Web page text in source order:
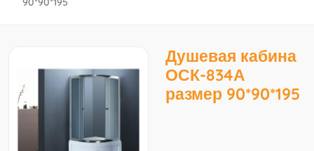
Душевая кабина
ОСК-834А
размер 90*90*195